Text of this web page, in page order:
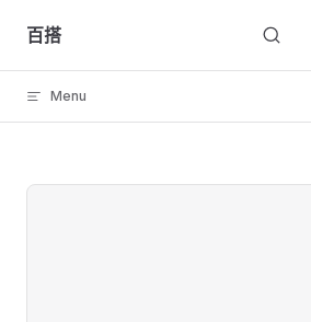
Skip to content
百搭
Menu